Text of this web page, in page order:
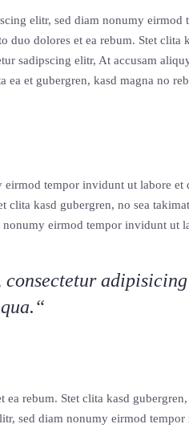
elitr, sed diam nonumy
duo dolores et ea rebum. Stet
sadipscing elitr, At accusam
et gubergren, kasd magna no
tempor invidunt ut labore
clita kasd gubergren, no sea
eirmod tempor invidunt ut
ea rebum. Stet clita kasd
sed diam nonumy eirmod